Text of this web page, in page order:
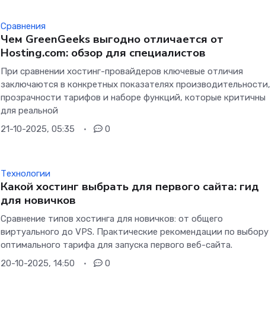
Сравнения
Чем GreenGeeks выгодно отличается от
Hosting.com: обзор для специалистов
При сравнении хостинг-провайдеров ключевые отличия
заключаются в конкретных показателях производительности,
прозрачности тарифов и наборе функций, которые критичны
для реальной
21-10-2025, 05:35
0
Технологии
Какой хостинг выбрать для первого сайта: гид
для новичков
Сравнение типов хостинга для новичков: от общего
виртуального до VPS. Практические рекомендации по выбору
оптимального тарифа для запуска первого веб-сайта.
20-10-2025, 14:50
0